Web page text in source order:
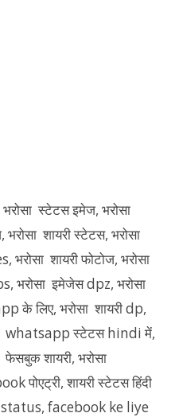
स्टेटस इमेज, भरोसा
शायरी स्टेटस, भरोसा
भरोसा शायरी फोटोज, भरोसा
भरोसा इमेजेस dpz, भरोसा
के लिए, भरोसा शायरी dp,
whatsapp स्टेटस hindi में,
शायरी, भरोसा
पोएट्री, शायरी स्टेटस हिंदी
facebook ke liye